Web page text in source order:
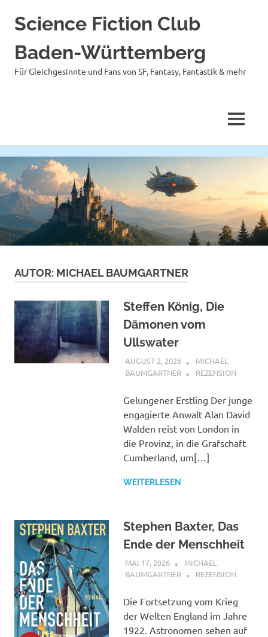
Inhalt
springen
Science Fiction Club
Baden-Württemberg
Für Gleichgesinnte und Fans von SF, Fantasy, Fantastik & mehr
MENÜ
AUTOR: MICHAEL BAUMGARTNER
Steffen König, Die
Dämonen vom
Ullswater
AUGUST 2, 2026
MICHAEL
BAUMGARTNER
REZENSION
Gelungener Erstling Der junge
engagierte Anwalt Alan David
Walden reist von London in
die Provinz, in die Grafschaft
Cumberland, um[…]
WEITERLESEN
Stephen Baxter, Das
Ende der Menschheit
MAI 17, 2026
MICHAEL
BAUMGARTNER
REZENSION
Die Fortsetzung vom Krieg
der Welten England im Jahre
1922. Astronomen sehen auf